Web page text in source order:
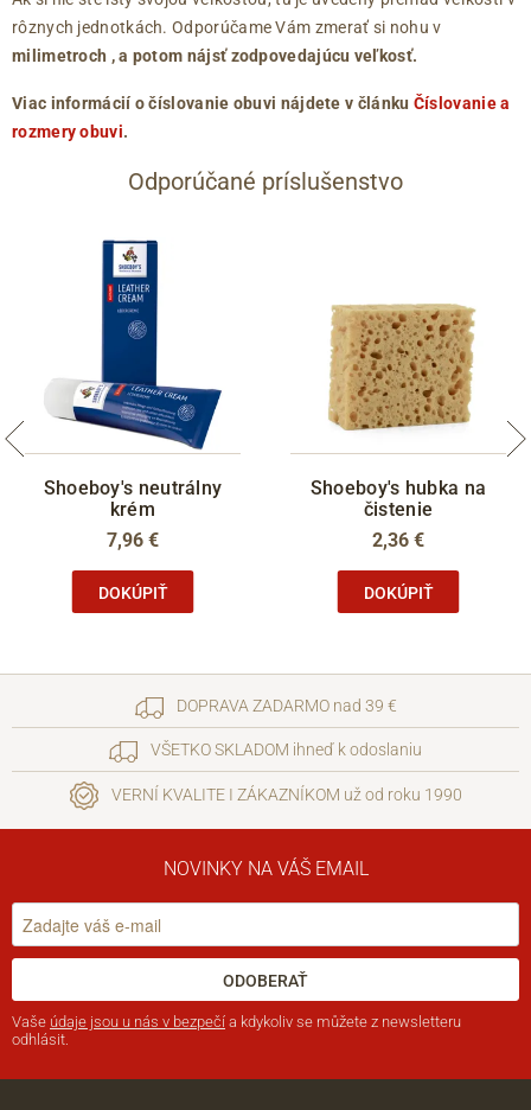
rôznych jednotkách. Odporúčame Vám zmerať si nohu v
milimetroch , a potom nájsť zodpovedajúcu veľkosť.
Viac informácií o číslovanie obuvi nájdete v článku Číslovanie a
rozmery obuvi.
Odporúčané príslušenstvo
Shoeboy's neutrálny
krém
7,96 €
DOKÚPIŤ
Shoeboy's hubka na
čistenie
2,36 €
DOKÚPIŤ
DOPRAVA ZADARMO nad 39 €
VŠETKO SKLADOM ihneď k odoslaniu
VERNÍ KVALITE I ZÁKAZNÍKOM už od roku 1990
NOVINKY NA VÁŠ EMAIL
ODOBERAŤ
Vaše údaje jsou u nás v bezpečí a kdykoliv se můžete z newsletteru
odhlásit.